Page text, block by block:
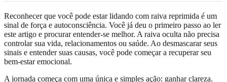
Reconhecer que você pode estar lidando com raiva reprimida é um
sinal de força e autoconsciência. Você já deu o primeiro passo ao ler
este artigo e procurar entender-se melhor. A raiva oculta não precisa
controlar sua vida, relacionamentos ou saúde. Ao desmascarar seus
sinais e entender suas causas, você pode começar a recuperar seu
bem-estar emocional.
A jornada começa com uma única e simples ação: ganhar clareza.